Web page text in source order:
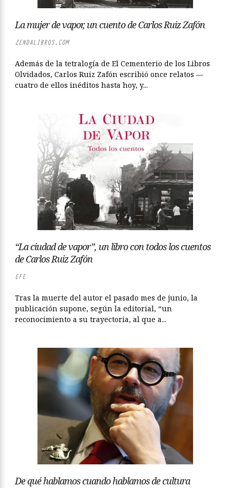
La mujer de vapor, un cuento de Carlos Ruiz Zafón
ZENDALIBROS.COM
Además de la tetralogía de El Cementerio de los Libros
Olvidados, Carlos Ruiz Zafón escribió once relatos —
cuatro de ellos inéditos hasta hoy, y...
“La ciudad de vapor”, un libro con todos los cuentos
de Carlos Ruiz Zafón
EFE
Tras la muerte del autor el pasado mes de junio, la
publicación supone, según la editorial, “un
reconocimiento a su trayectoria, al que a...
De qué hablamos cuando hablamos de cultura